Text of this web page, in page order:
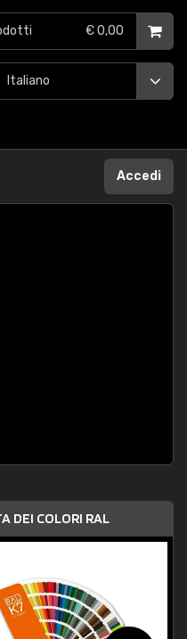
Italiano
€ 0,00
Accedi
DEI COLORI RAL